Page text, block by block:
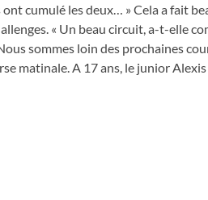
cumulé les deux… » Cela a fait
« Un beau circuit, a-t-elle
sommes loin des prochaines
matinale. A 17 ans, le junior Alexis